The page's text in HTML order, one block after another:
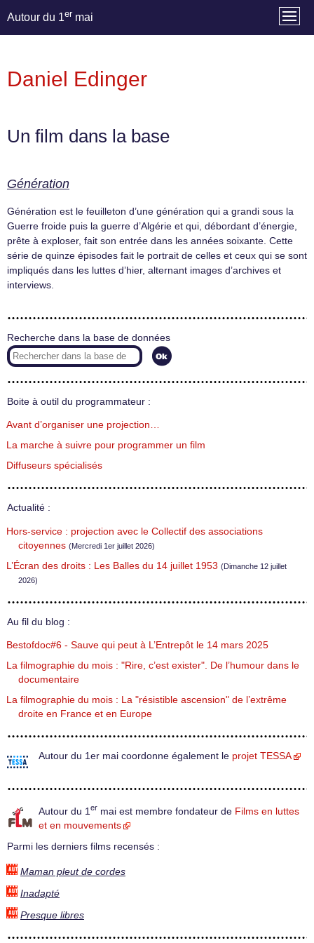
Autour du 1er mai
Daniel Edinger
Un film dans la base
Génération
Génération est le feuilleton d’une génération qui a grandi sous la
Guerre froide puis la guerre d’Algérie et qui, débordant d’énergie,
prête à exploser, fait son entrée dans les années soixante. Cette
série de quinze épisodes fait le portrait de celles et ceux qui se sont
impliqués dans les luttes d’hier, alternant images d’archives et
interviews.
Recherche dans la base de données
Boite à outil du programmateur :
Avant d’organiser une projection…
La marche à suivre pour programmer un film
Diffuseurs spécialisés
Actualité :
Hors-service : projection avec le Collectif des associations
citoyennes (Mercredi 1er juillet 2026)
L’Écran des droits : Les Balles du 14 juillet 1953 (Dimanche 12 juillet
2026)
Au fil du blog :
Bestofdoc#6 - Sauve qui peut à L’Entrepôt le 14 mars 2025
La filmographie du mois : "Rire, c’est exister". De l’humour dans le
documentaire
La filmographie du mois : La "résistible ascension" de l’extrême
droite en France et en Europe
Autour du 1er mai coordonne également le projet TESSA
Autour du 1 er mai est membre fondateur de Films en luttes
et en mouvements
Parmi les derniers films recensés :
Maman pleut de cordes
Inadapté
Presque libres